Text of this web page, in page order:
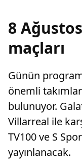
8
maçları
Günün
önemli
bulunuyor.
Villarreal ile
TV100 ve S
yayınlanacak.